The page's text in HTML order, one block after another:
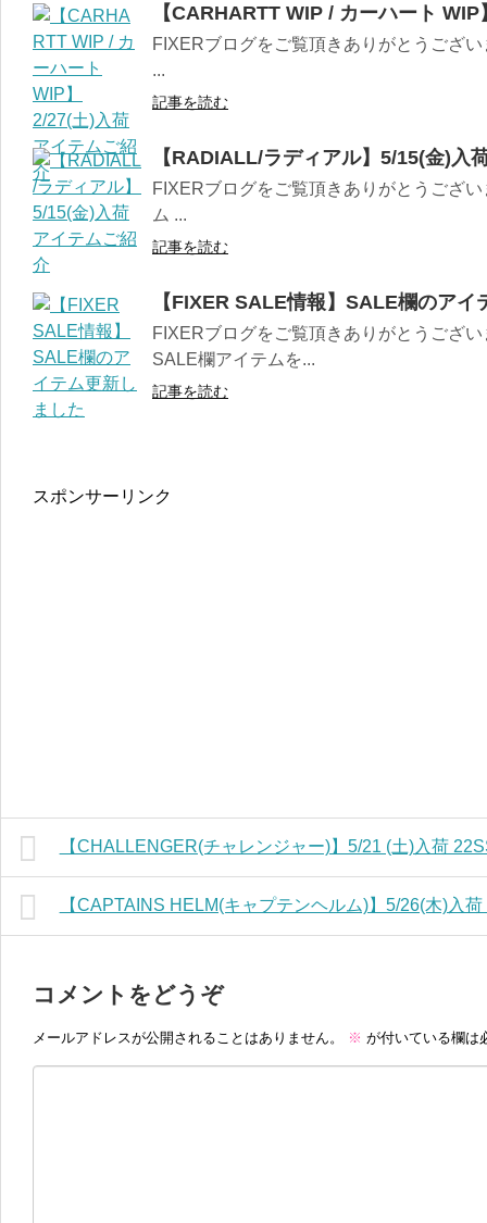
【CARHARTT WIP / カーハート
FIXERブログをご覧頂きありがとうござ
...
記事を読む
【RADIALL/ラディアル】5/15(金)入
FIXERブログをご覧頂きありがとうござ
ム ...
記事を読む
【FIXER SALE情報】SALE欄のアイ
FIXERブログをご覧頂きありがとうござ
SALE欄アイテムを...
記事を読む
スポンサーリンク
【CHALLENGER(チャレンジャー)】5/21 (土)入荷
【CAPTAINS HELM(キャプテンヘルム)】5/26(木)入
コメントをどうぞ
メールアドレスが公開されることはありません。 ※ が付いている欄は